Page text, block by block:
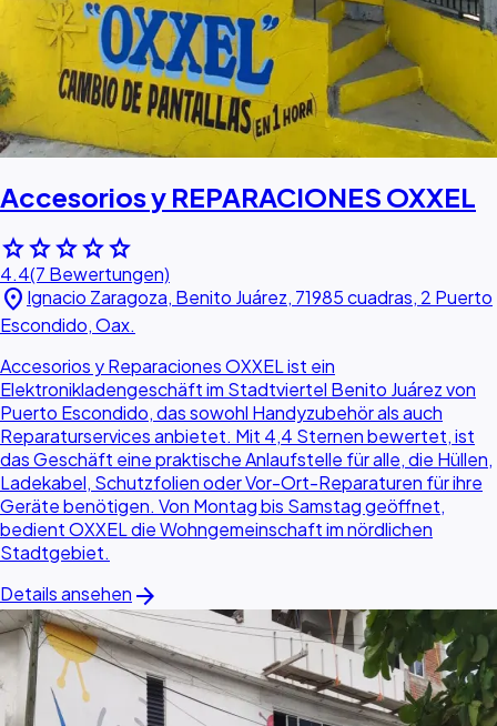
Accesorios y REPARACIONES OXXEL
starstarstarstarstar
4.4(7 Bewertungen)
location_on Ignacio Zaragoza, Benito Juárez, 71985 cuadras, 2 Puerto
Escondido, Oax.
Accesorios y Reparaciones OXXEL ist ein
Elektronikladengeschäft im Stadtviertel Benito Juárez von
Puerto Escondido, das sowohl Handyzubehör als auch
Reparaturservices anbietet. Mit 4,4 Sternen bewertet, ist
das Geschäft eine praktische Anlaufstelle für alle, die Hüllen,
Ladekabel, Schutzfolien oder Vor-Ort-Reparaturen für ihre
Geräte benötigen. Von Montag bis Samstag geöffnet,
bedient OXXEL die Wohngemeinschaft im nördlichen
Stadtgebiet.
Details ansehen arrow_forward